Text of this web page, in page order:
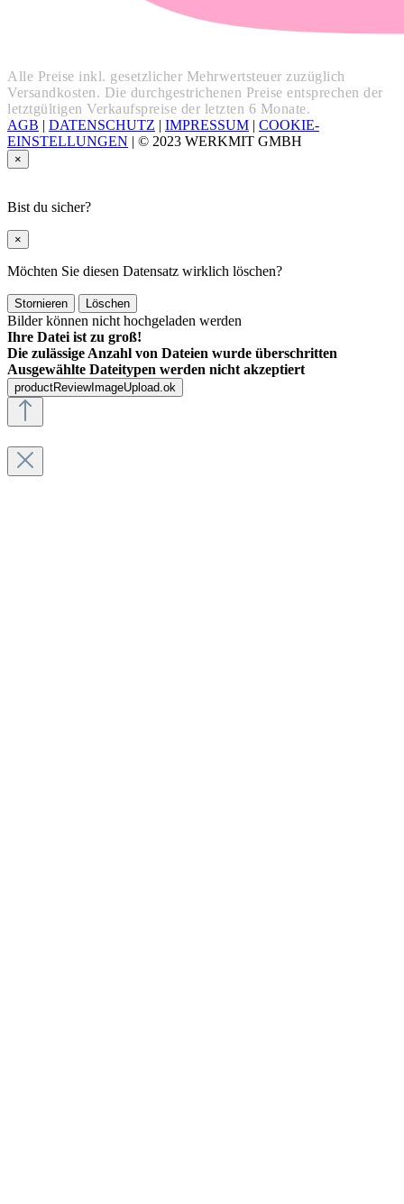
Alle Preise inkl. gesetzlicher Mehrwertsteuer zuzüglich
Versandkosten. Die durchgestrichenen Preise entsprechen der
letztgültigen Verkaufspreise der letzten 6 Monate.
AGB | DATENSCHUTZ | IMPRESSUM | COOKIE-
EINSTELLUNGEN | © 2023 WERKMIT GMBH
×
Bist du sicher?
×
Möchten Sie diesen Datensatz wirklich löschen?
Stornieren Löschen
Bilder können nicht hochgeladen werden
Ihre Datei ist zu groß!
Die zulässige Anzahl von Dateien wurde überschritten
Ausgewählte Dateitypen werden nicht akzeptiert
productReviewImageUpload.ok